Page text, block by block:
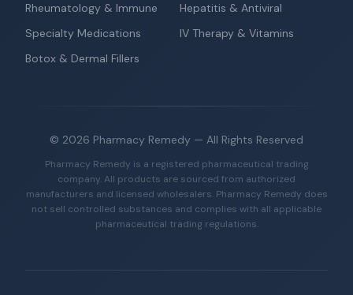
Rheumatology & Immune
Hepatitis & Antiviral
Specialty Medications
IV Therapy & Vitamins
Botox & Dermal Fillers
© 2026 Pharmacy Remedy — All Rights Reserved
Pharmacy Remedy is a registered pharmaceutical trading
company. All products are sourced from authorized
manufacturers and licensed wholesalers. Pharmacy Remedy does
not sell controlled substances and complies with all applicable
pharmaceutical trading regulations.